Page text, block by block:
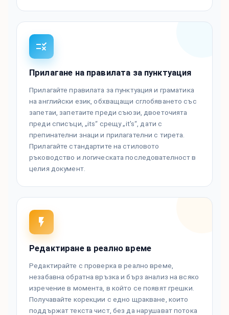
Прилагане на правилата за пунктуация
Прилагайте правилата за пунктуация и граматика
на английски език, обхващащи сглобяването със
запетаи, запетаите преди съюзи, двоеточията
преди списъци, „its“ срещу „it's“, дати с
препинателни знаци и прилагателни с тирета.
Прилагайте стандартите на стиловото
ръководство и логическата последователност в
целия документ.
Редактиране в реално време
Редактирайте с проверка в реално време,
незабавна обратна връзка и бърз анализ на всяко
изречение в момента, в който се появят грешки.
Получавайте корекции с едно щракване, които
поддържат текста чист, без да нарушават потока